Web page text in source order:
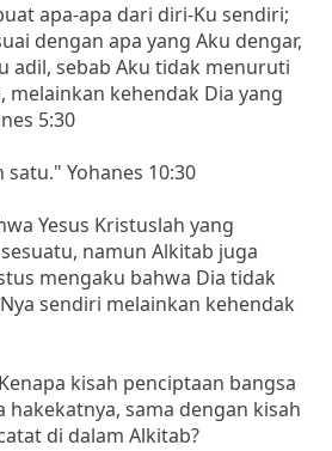
apa-apa dari diri-Ku sendiri;
dengan apa yang Aku dengar,
adil, sebab Aku tidak menuruti
melainkan kehendak Dia yang
5:30
Yohanes 10:30
Yesus Kristuslah yang
namun Alkitab juga
mengaku bahwa Dia tidak
sendiri melainkan kehendak
kisah penciptaan bangsa
sama dengan kisah
di dalam Alkitab?